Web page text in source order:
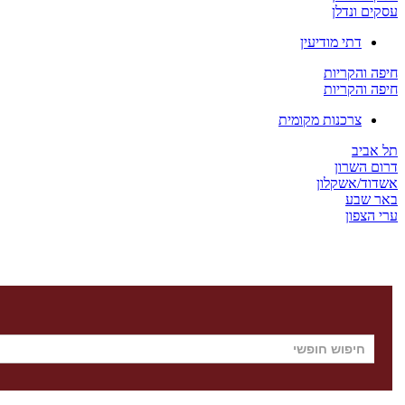
עסקים ונדלן
דתי מודיעין
חיפה והקריות
חיפה והקריות
צרכנות מקומית
תל אביב
דרום השרון
אשדוד/אשקלון
באר שבע
ערי הצפון